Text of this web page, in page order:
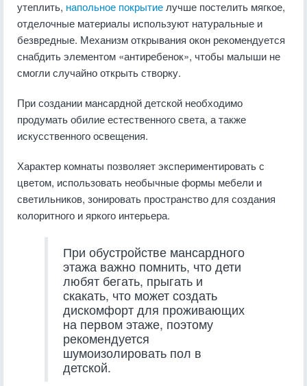
утеплить, напольное покрытие лучше постелить мягкое,
отделочные материалы используют натуральные и
безвредные. Механизм открывания окон рекомендуется
снабдить элементом «антиребенок», чтобы малыши не
смогли случайно открыть створку.
При создании мансардной детской необходимо
продумать обилие естественного света, а также
искусственного освещения.
Характер комнаты позволяет экспериментировать с
цветом, использовать необычные формы мебели и
светильников, зонировать пространство для создания
колоритного и яркого интерьера.
При обустройстве мансардного
этажа важно помнить, что дети
любят бегать, прыгать и
скакать, что может создать
дискомфорт для проживающих
на первом этаже, поэтому
рекомендуется
шумоизолировать пол в
детской.